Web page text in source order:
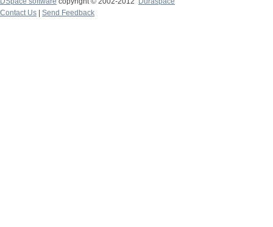
Contact Us
Send Feedback